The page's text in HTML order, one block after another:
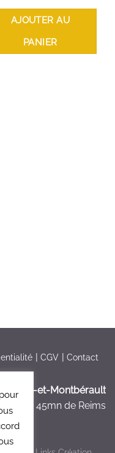
AJOUTER AU
PANIER
CGV Contact
et-Montbérault
à 45mn de Reims